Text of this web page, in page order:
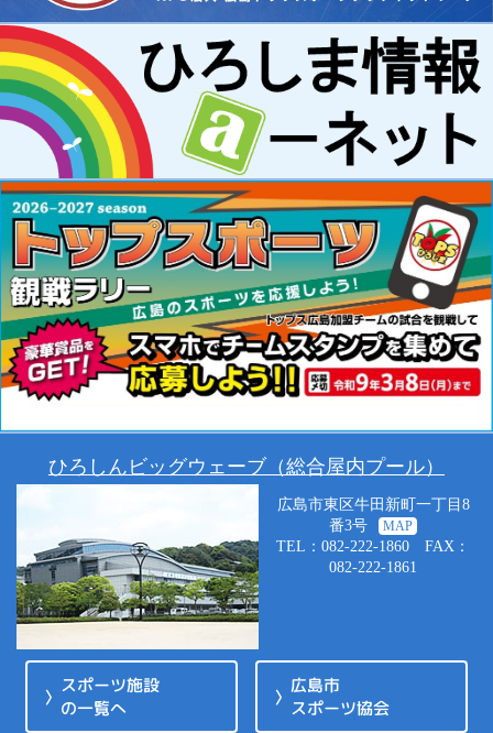
ひろしんビッグウェーブ（総合屋内プール）
広島市東区牛田新町一丁目8
番3号
MAP
TEL：082-222-1860 FAX：
082-222-1861
スポーツ施設
の一覧へ
広島市
スポーツ協会